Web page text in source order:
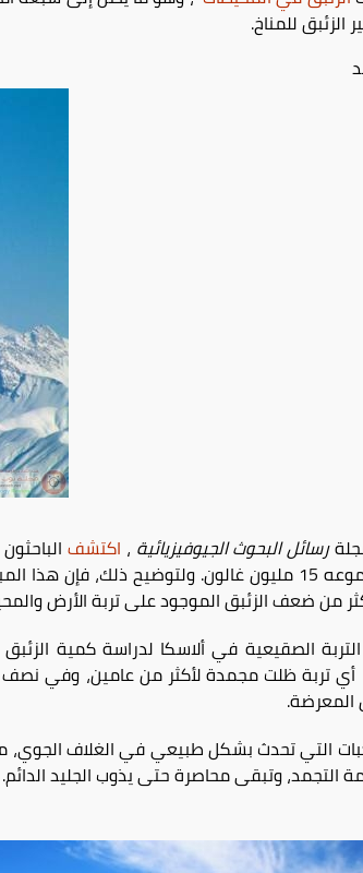
للمناخ.
رسائل البحوث الجيوفيزيائية ، اكتشف
من ضعف الزئبق الموجود على تربة الأرض
الصقيعية في ألاسكا لدراسة كمية
التي تحدث بشكل طبيعي في الغلاف الجوي،
التجمد، وتبقى محاصرة حتى يذوب الجليد الدائم.